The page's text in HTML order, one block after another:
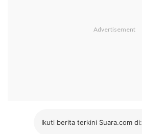
Ikuti berita terkini Suara.com di: